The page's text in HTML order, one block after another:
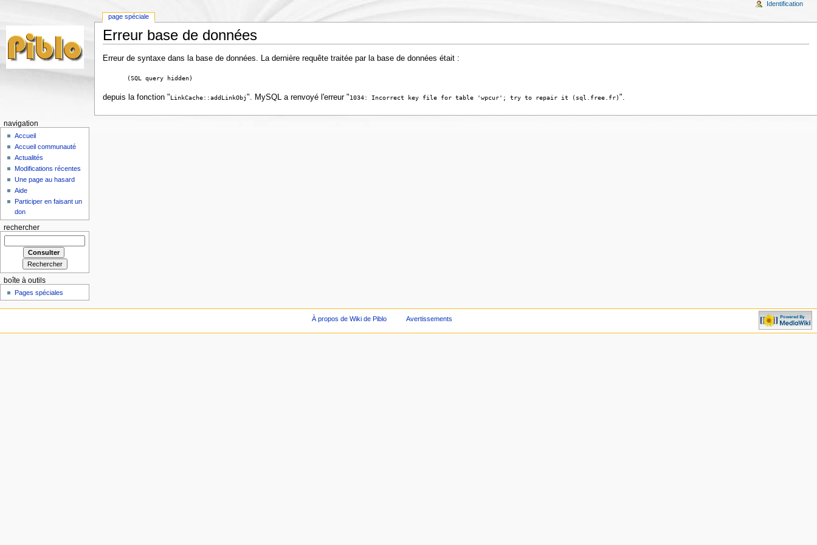
Erreur base de données
Erreur de syntaxe dans la base de données. La dernière requête traitée par la base de données était :
(SQL query hidden)
depuis la fonction "LinkCache::addLinkObj". MySQL a renvoyé l'erreur "1034: Incorrect key file for table 'wpcur'; try to repair it (sql.free.fr)".
page spéciale
Identification
navigation
Accueil
Accueil communauté
Actualités
Modifications récentes
Une page au hasard
Aide
Participer en faisant un
don
rechercher
boîte à outils
Pages spéciales
À propos de Wiki de Piblo Avertissements